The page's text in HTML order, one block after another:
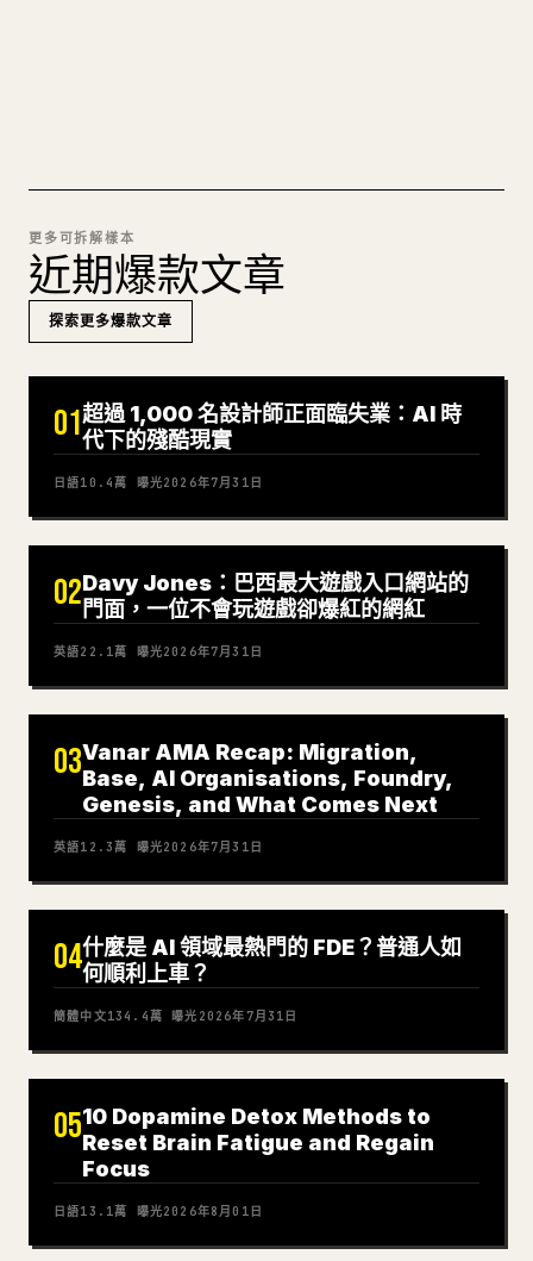
更多可拆解樣本
近期爆款文章
探索更多爆款文章
01超過 1,000 名設計師正面臨失業：AI 時
代下的殘酷現實
日語10.4萬 曝光2026年7月31日
02Davy Jones：巴西最大遊戲入口網站的
門面，一位不會玩遊戲卻爆紅的網紅
英語22.1萬 曝光2026年7月31日
03Vanar AMA Recap: Migration,
Base, AI Organisations, Foundry,
Genesis, and What Comes Next
英語12.3萬 曝光2026年7月31日
04什麼是 AI 領域最熱門的 FDE？普通人如
何順利上車？
簡體中文134.4萬 曝光 2026年7月31日
0510 Dopamine Detox Methods to
Reset Brain Fatigue and Regain
Focus
日語13.1萬 曝光2026年8月01日